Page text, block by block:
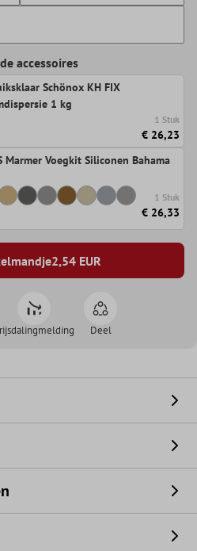
accessoires
Schönox KH FIX
1 kg
1 Stuk
€ 26,23
Marmer Voegkit Siliconen Bahama
1 Stuk
€ 26,33
2,54EUR
Deel